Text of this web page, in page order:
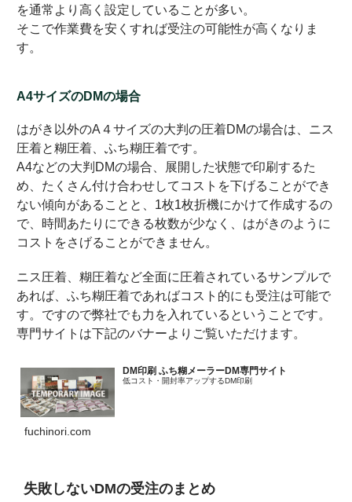
を通常より高く設定していることが多い。
そこで作業費を安くすれば受注の可能性が高くなりま
す。
A4サイズのDMの場合
はがき以外のA４サイズの大判の圧着DMの場合は、ニス
圧着と糊圧着、ふち糊圧着です。
A4などの大判DMの場合、展開した状態で印刷するた
め、たくさん付け合わせしてコストを下げることができ
ない傾向があることと、1枚1枚折機にかけて作成するの
で、時間あたりにできる枚数が少なく、はがきのように
コストをさげることができません。
ニス圧着、糊圧着など全面に圧着されているサンプルで
あれば、ふち糊圧着であればコスト的にも受注は可能で
す。ですので弊社でも力を入れているということです。
専門サイトは下記のバナーよりご覧いただけます。
DM印刷 ふち糊メーラーDM専門サイト
低コスト・開封率アップするDM印刷
fuchinori.com
失敗しないDMの受注のまとめ